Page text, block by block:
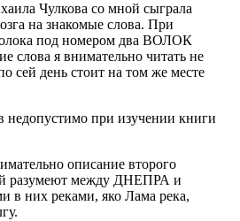
Чулкова со мной сыграла
на знакомые слова. При
под номером два ВОЛОК
я внимательно читать не
сей день стоит на том же месте
при изучении книги
описание второго
разумеют между ДНЕПРА и
них реками, яко Лама река,